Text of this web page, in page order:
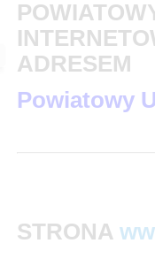
ADRESEM
Powiatowy
STRONA